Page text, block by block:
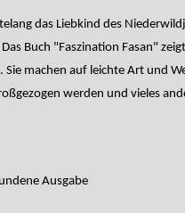
das Liebkind des
Buch "Faszination Fasan"
machen auf leichte Art und
werden und vieles
Ausgabe